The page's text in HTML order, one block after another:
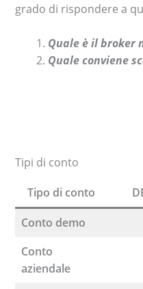
grado di rispondere a
Quale è il broker
Quale conviene
Tipi di conto
Tipo di conto
Conto demo
Conto
aziendale